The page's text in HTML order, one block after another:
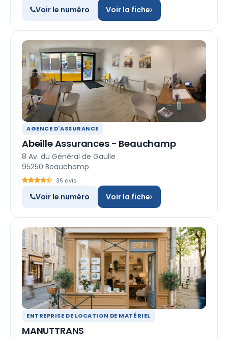
Voir le numéro Voir la fiche
AGENCE D'ASSURANCE
Abeille Assurances - Beauchamp
8 Av. du Général de Gaulle
95250 Beauchamp
35 avis
Voir le numéro Voir la fiche
ENTREPRISE DE LOCATION DE MATÉRIEL
MANUTTRANS